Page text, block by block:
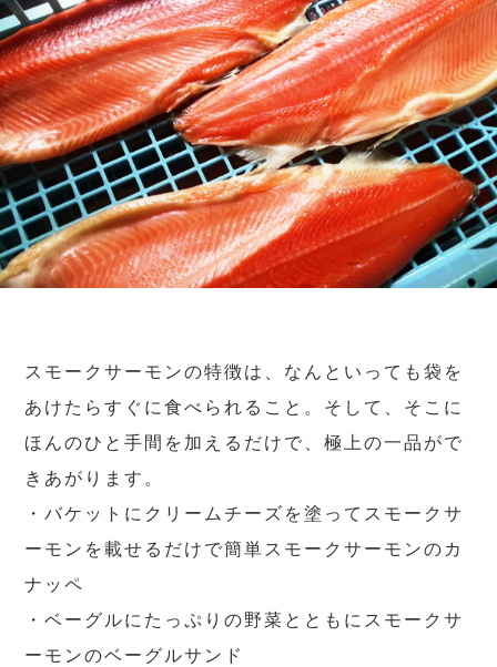
スモークサーモンの特徴は、なんといっても袋を
あけたらすぐに食べられること。そして、そこに
ほんのひと手間を加えるだけで、極上の一品がで
きあがります。
・バケットにクリームチーズを塗ってスモークサ
ーモンを載せるだけで簡単スモークサーモンのカ
ナッペ
・ベーグルにたっぷりの野菜とともにスモークサ
ーモンのベーグルサンド